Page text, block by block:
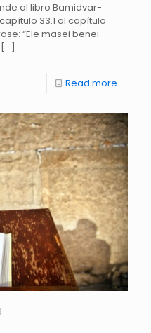
al libro Bamidvar-
33.1 al capítulo
“Ele masei benei
[…]
Read more